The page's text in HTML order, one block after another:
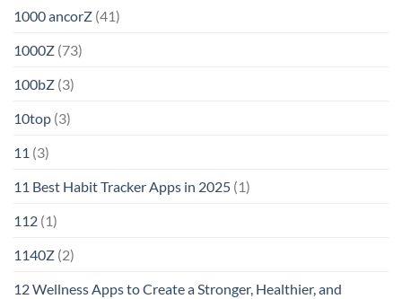
1000 ancorZ (41)
1000Z (73)
100bZ (3)
10top (3)
11 (3)
11 Best Habit Tracker Apps in 2025 (1)
112 (1)
1140Z (2)
12 Wellness Apps to Create a Stronger, Healthier, and